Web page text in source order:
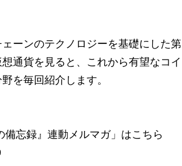
ーンのテクノロジーを基礎にした
通貨を見ると、これから有望なコ
を毎回紹介します。
備忘録』連動メルマガ」はこちら